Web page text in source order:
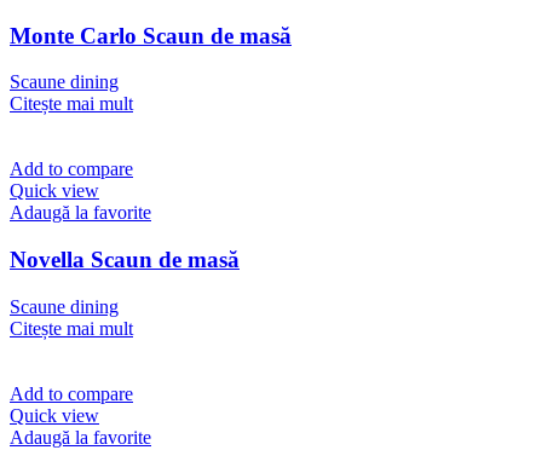
Monte Carlo Scaun de masă
Scaune dining
Citește mai mult
Add to compare
Quick view
Adaugă la favorite
Novella Scaun de masă
Scaune dining
Citește mai mult
Add to compare
Quick view
Adaugă la favorite